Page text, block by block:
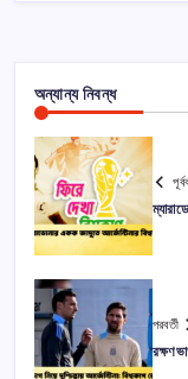
অন্যান্য নিবন্ধ
পরবর্তী